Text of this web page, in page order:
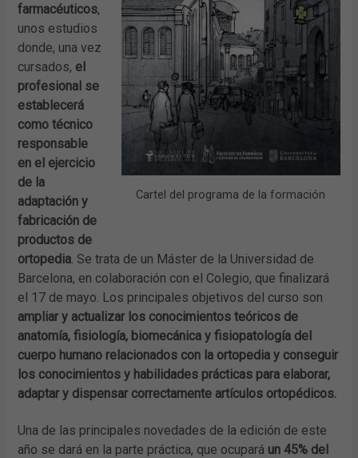
Cartel del programa de la formación
farmacéuticos,
unos estudios
donde, una vez
cursados, el
profesional se
establecerá
como técnico
responsable
en el ejercicio
de la
adaptación y
fabricación de
productos de
ortopedia. Se trata de un Máster de la Universidad de
Barcelona, en colaboración con el Colegio, que finalizará
el 17 de mayo. Los principales objetivos del curso son
ampliar y actualizar los conocimientos teóricos de
anatomía, fisiología, biomecánica y fisiopatología del
cuerpo humano relacionados con la ortopedia y conseguir
los conocimientos y habilidades prácticas para elaborar,
adaptar y dispensar correctamente artículos ortopédicos.
Una de las principales novedades de la edición de este
año se dará en la parte práctica, que ocupará un 45% del